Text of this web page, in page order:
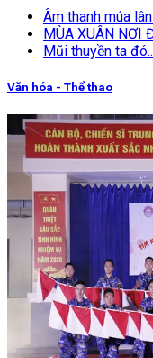
Âm thanh múa
MÙA XUÂN NƠI
Mũi thuyền ta
Văn hóa - Thể thao